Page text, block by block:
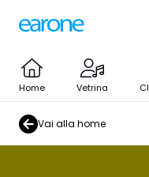
Home Vetrina
Vai alla home